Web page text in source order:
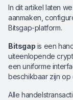
In dit artikel laten
aanmaken,
Bitsgap-platform.
Bitsgap is een
uiteenlopende
een uniforme
beschikbaar zijn
Alle